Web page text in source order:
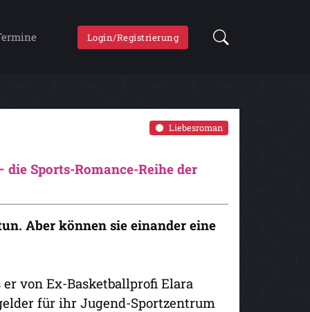
Login/Registrierung
Liebesroman
Sports-Romance-Reihe der
Aber können sie einander eine
von Ex-Basketballprofi Elara
für ihr Jugend-Sportzentrum